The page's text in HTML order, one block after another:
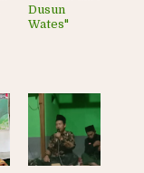
Dusun
Wates"